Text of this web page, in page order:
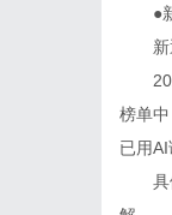
●新
新通
2025
榜单
已用
具体